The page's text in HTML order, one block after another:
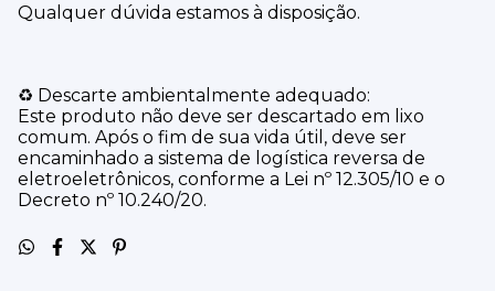
Qualquer dúvida estamos à disposição.
♻️ Descarte ambientalmente adequado:
Este produto não deve ser descartado em lixo
comum. Após o fim de sua vida útil, deve ser
encaminhado a sistema de logística reversa de
eletroeletrônicos, conforme a Lei nº 12.305/10 e o
Decreto nº 10.240/20.